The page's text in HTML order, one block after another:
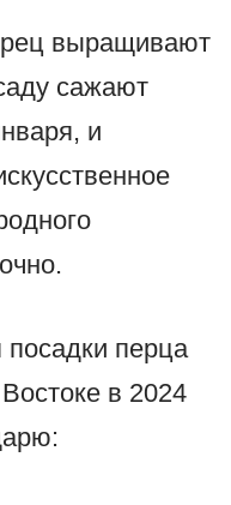
выращивают
сажают
и
перца
в 2024